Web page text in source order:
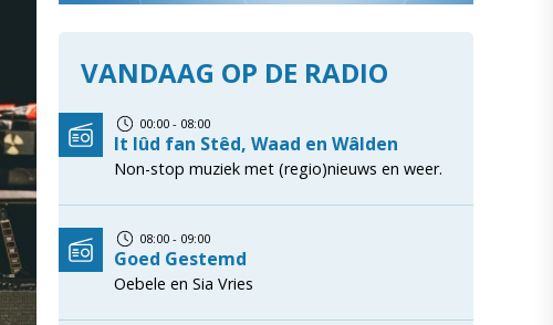
VANDAAG OP DE RADIO
00:00 - 08:00
It lûd fan Stêd, Waad en Wâlden
Non-stop muziek met (regio)nieuws en weer.
08:00 - 09:00
Goed Gestemd
Oebele en Sia Vries